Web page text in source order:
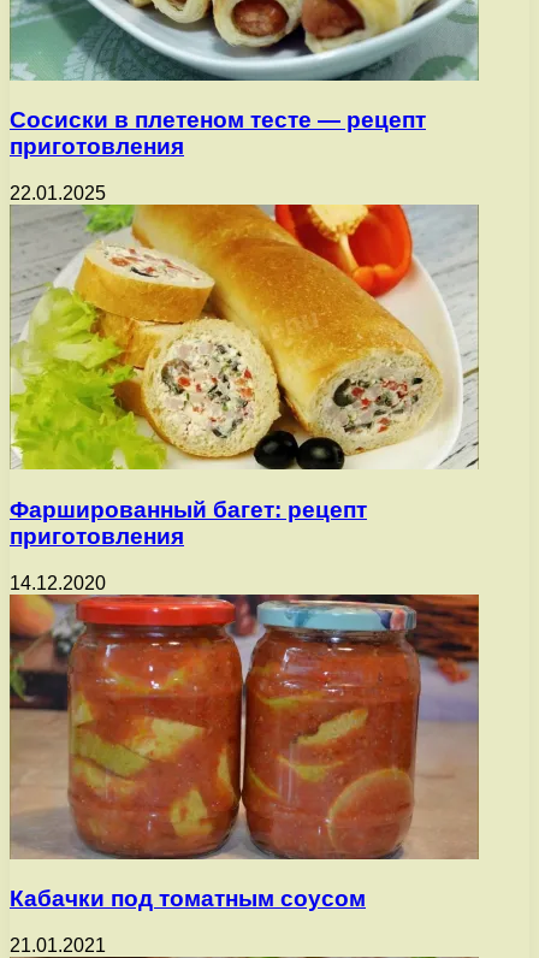
Сосиски в плетеном тесте — рецепт
приготовления
22.01.2025
Фаршированный багет: рецепт
приготовления
14.12.2020
Кабачки под томатным соусом
21.01.2021